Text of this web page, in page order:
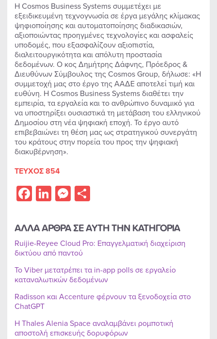
Η Cosmos Business Systems συμμετέχει με
εξειδικευμένη τεχνογνωσία σε έργα μεγάλης κλίμακας
ψηφιοποίησης και αυτοματοποίησης διαδικασιών,
αξιοποιώντας προηγμένες τεχνολογίες και ασφαλείς
υποδομές, που εξασφαλίζουν αξιοπιστία,
διαλειτουργικότητα και απόλυτη προστασία
δεδομένων. Ο κος Δημήτρης Δάφνης, Πρόεδρος &
Διευθύνων Σύμβουλος της Cosmos Group, δήλωσε: «Η
συμμετοχή μας στο έργο της ΑΑΔΕ αποτελεί τιμή και
ευθύνη. Η Cosmos Business Systems διαθέτει την
εμπειρία, τα εργαλεία και το ανθρώπινο δυναμικό για
να υποστηρίξει ουσιαστικά τη μετάβαση του ελληνικού
Δημοσίου στη νέα ψηφιακή εποχή. Το έργο αυτό
επιβεβαιώνει τη θέση μας ως στρατηγικού συνεργάτη
του κράτους στην πορεία του προς την ψηφιακή
διακυβέρνηση».
ΤΕΥΧΟΣ 854
Facebook
LinkedIn
Messenger
ΑΛΛΑ ΑΡΘΡΑ ΣΕ ΑΥΤΗ ΤΗΝ ΚΑΤΗΓΟΡΙΑ
Ruijie-Reyee Cloud Pro: Επαγγελματική διαχείριση
δικτύου από παντού
Το Viber μετατρέπει τα in-app polls σε εργαλείο
καταναλωτικών δεδομένων
Radisson και Accenture φέρνουν τα ξενοδοχεία στο
ChatGPT
Η Thales Alenia Space αναλαμβάνει ρομποτική
αποστολή επισκευής δορυφόρων